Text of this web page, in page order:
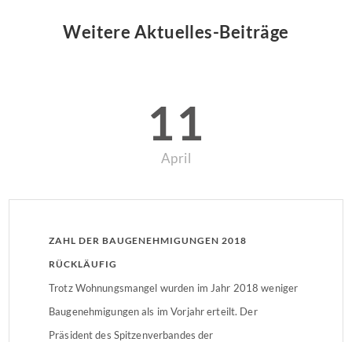
Weitere Aktuelles-Beiträge
11
April
ZAHL DER BAUGENEHMIGUNGEN 2018
RÜCKLÄUFIG
Trotz Wohnungsmangel wurden im Jahr 2018 weniger
Baugenehmigungen als im Vorjahr erteilt. Der
Präsident des Spitzenverbandes der